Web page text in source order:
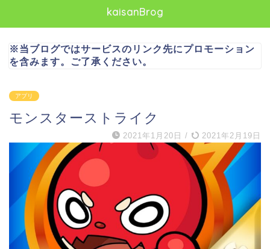
kaisanBrog
※当ブログではサービスのリンク先にプロモーション
を含みます。ご了承ください。
アプリ
モンスターストライク
2021年1月20日 / 2021年2月19日